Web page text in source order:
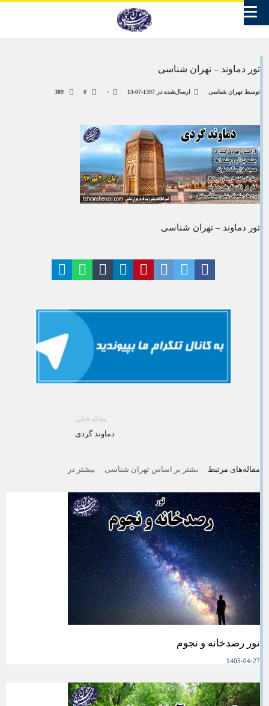
تور دماوند – تهران شناسی
توسط تهران شناسی ارسال‌شده در 1397-07-13 ۰ 0
تور دماوند – تهران شناسی
مقاله قبلی
دماوند گردی
مقاله‌های مرتبط بشتر بر اساس تهران شناسی بیشتر در
تور رصدخانه و نجوم
1405-04-27